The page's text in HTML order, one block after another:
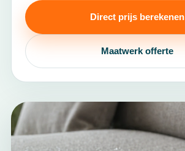
Direct prijs berekenen
Maatwerk offerte